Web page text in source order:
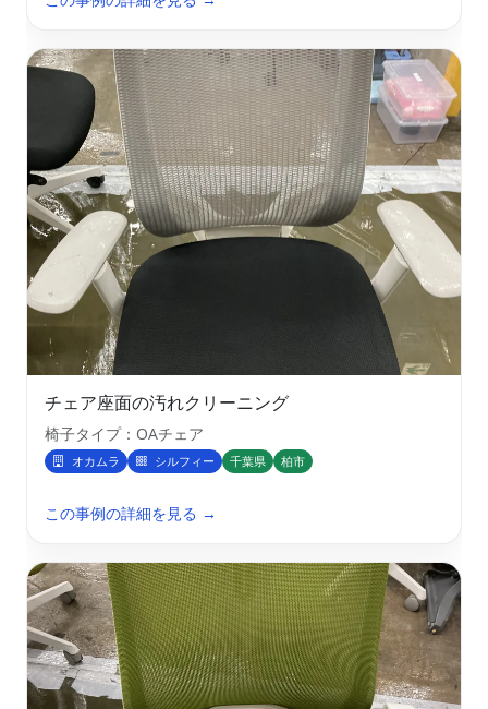
チェア座面の汚れクリーニング
椅子タイプ：OAチェア
オカムラ シルフィー 千葉県 柏市
この事例の詳細を見る →